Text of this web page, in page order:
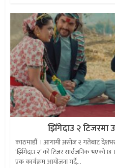
झिँगेदाउ २ टिजरमा
काठमाडौं । आगामी असोज २ गतेबाट
‘झिँगेदाउ २’ को टिजर सार्वजनिक
एक कार्यक्रम आयोजना गर्दै...